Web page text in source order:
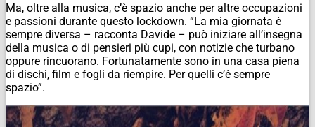
Ma, oltre alla musica, c’è spazio anche per altre occupazioni
e passioni durante questo lockdown. “La mia giornata è
sempre diversa – racconta Davide – può iniziare all’insegna
della musica o di pensieri più cupi, con notizie che turbano
oppure rincuorano. Fortunatamente sono in una casa piena
di dischi, film e fogli da riempire. Per quelli c’è sempre
spazio”.